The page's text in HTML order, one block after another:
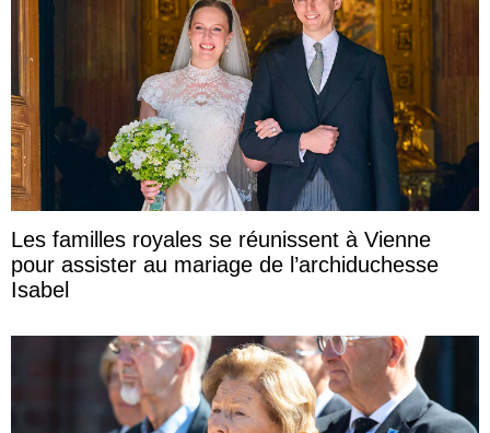
Les familles royales se réunissent à Vienne
pour assister au mariage de l’archiduchesse
Isabel